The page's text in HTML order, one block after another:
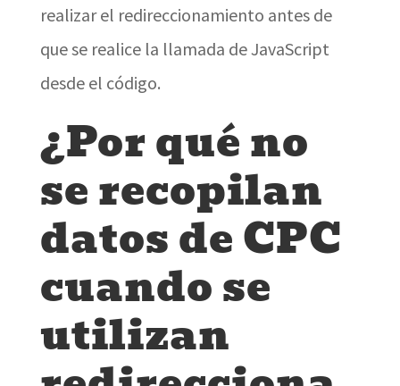
realizar el redireccionamiento antes de
que se realice la llamada de JavaScript
desde el código.
¿Por qué no
se recopilan
datos de CPC
cuando se
utilizan